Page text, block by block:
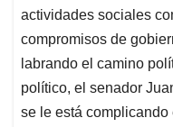
actividades sociales
compromisos de
labrando el camino
político, el senador
se le está